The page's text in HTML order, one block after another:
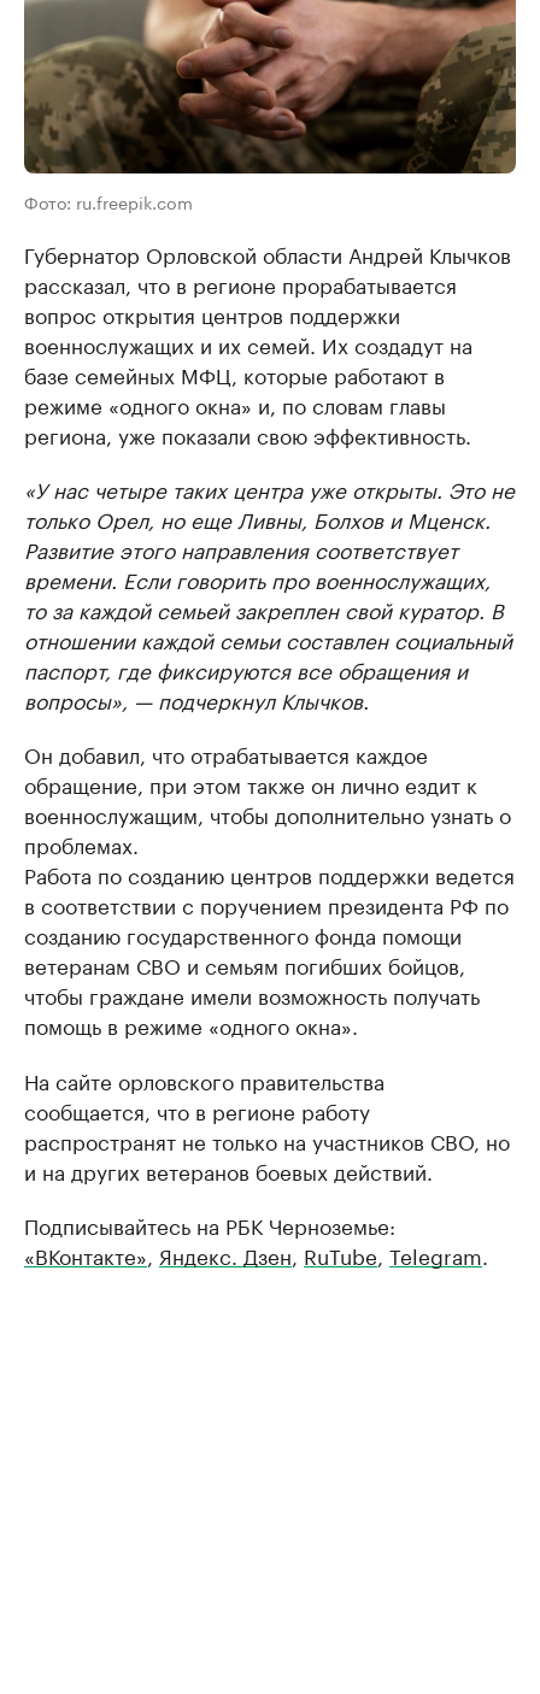
Фото: ru.freepik.com
Губернатор Орловской области Андрей Клычков
рассказал, что в регионе прорабатывается
вопрос открытия центров поддержки
военнослужащих и их семей. Их создадут на
базе семейных МФЦ, которые работают в
режиме «одного окна» и, по словам главы
региона, уже показали свою эффективность.
«У нас четыре таких центра уже открыты. Это не
только Орел, но еще Ливны, Болхов и Мценск.
Развитие этого направления соответствует
времени. Если говорить про военнослужащих,
то за каждой семьей закреплен свой куратор. В
отношении каждой семьи составлен социальный
паспорт, где фиксируются все обращения и
вопросы», — подчеркнул Клычков.
Он добавил, что отрабатывается каждое
обращение, при этом также он лично ездит к
военнослужащим, чтобы дополнительно узнать о
проблемах.
Работа по созданию центров поддержки ведется
в соответствии с поручением президента РФ по
созданию государственного фонда помощи
ветеранам СВО и семьям погибших бойцов,
чтобы граждане имели возможность получать
помощь в режиме «одного окна».
На сайте орловского правительства
сообщается, что в регионе работу
распространят не только на участников СВО, но
и на других ветеранов боевых действий.
Подписывайтесь на РБК Черноземье:
«ВКонтакте», Яндекс. Дзен, RuTube, Telegram.